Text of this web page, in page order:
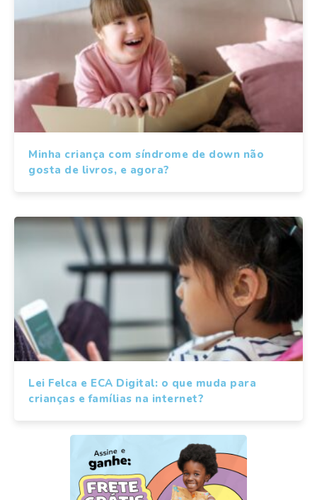
Minha criança com síndrome de down não
gosta de livros, e agora?
Lei Felca e ECA Digital: o que muda para
crianças e famílias na internet?